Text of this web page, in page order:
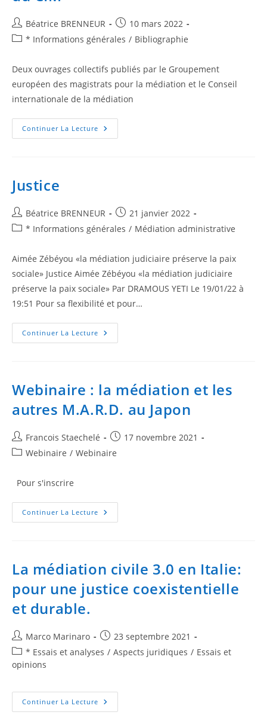
Béatrice BRENNEUR
10 mars 2022
* Informations générales / Bibliographie
Deux ouvrages collectifs publiés par le Groupement
européen des magistrats pour la médiation et le Conseil
internationale de la médiation
Continuer La Lecture
Justice
Béatrice BRENNEUR
21 janvier 2022
* Informations générales / Médiation administrative
Aimée Zébéyou «la médiation judiciaire préserve la paix
sociale» Justice Aimée Zébéyou «la médiation judiciaire
préserve la paix sociale» Par DRAMOUS YETI Le 19/01/22 à
19:51 Pour sa flexibilité et pour…
Continuer La Lecture
Webinaire : la médiation et les
autres M.A.R.D. au Japon
Francois Staechelé
17 novembre 2021
Webinaire / Webinaire
Pour s'inscrire
Continuer La Lecture
La médiation civile 3.0 en Italie:
pour une justice coexistentielle
et durable.
Marco Marinaro
23 septembre 2021
* Essais et analyses / Aspects juridiques / Essais et
opinions
Continuer La Lecture